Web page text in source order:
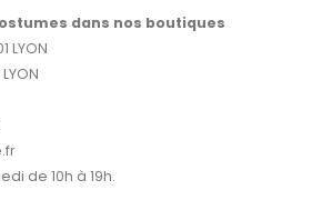
dans nos boutiques
LYON
de 10h à 19h.